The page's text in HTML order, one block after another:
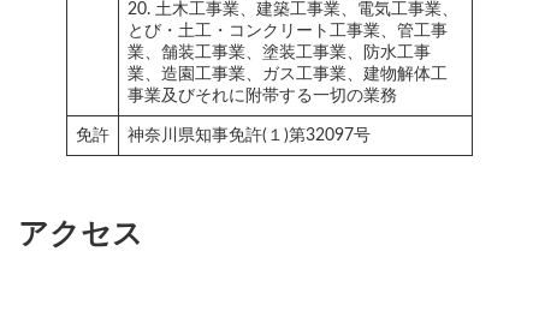
20. 土木工事業、建築工事業、電気工事業、
とび・土工・コンクリート工事業、管工事
業、舗装工事業、塗装工事業、防水工事
業、造園工事業、ガス工事業、建物解体工
事業及びそれに附帯する一切の業務
免許 神奈川県知事免許(１)第32097号
アクセス